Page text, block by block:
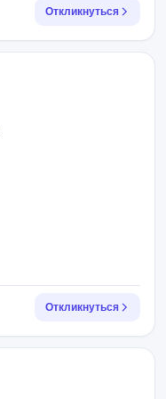
Откликнуться
Откликнуться